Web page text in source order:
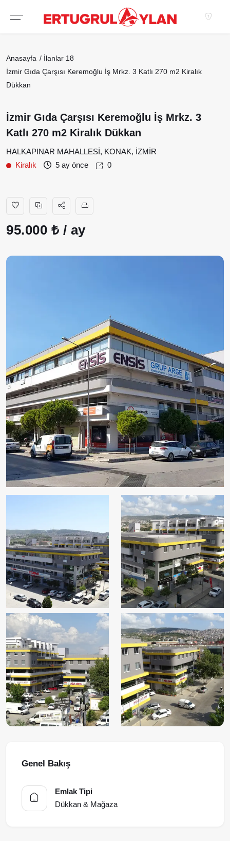
Anasayfa İlanlar 18
İzmir Gıda Çarşısı Keremoğlu İş Mrkz. 3 Katlı 270 m2 Kiralık
Dükkan
İzmir Gıda Çarşısı Keremoğlu İş Mrkz. 3
Katlı 270 m2 Kiralık Dükkan
HALKAPINAR MAHALLESİ, KONAK, İZMİR
Kiralık
5 ay önce 0
95.000 ₺ / ay
Genel Bakış
Emlak Tipi
Dükkan & Mağaza
Hakkımızda
EKIBIMIZ
EMLAK SITELERIMIZ